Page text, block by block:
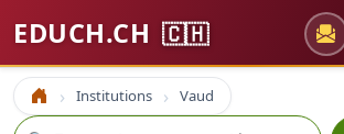
EDUCH.CH 🇨🇭
Accueil Institutions Vaud
Recherche